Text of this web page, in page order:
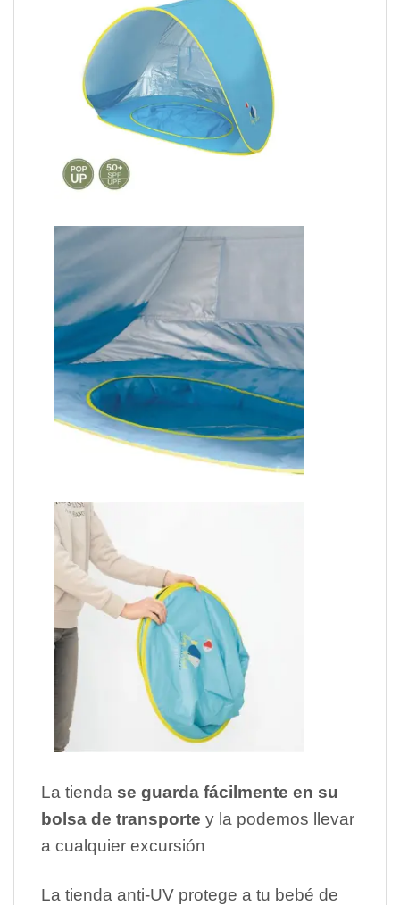
La tienda se guarda fácilmente en su
bolsa de transporte y la podemos llevar
a cualquier excursión
La tienda anti-UV protege a tu bebé de